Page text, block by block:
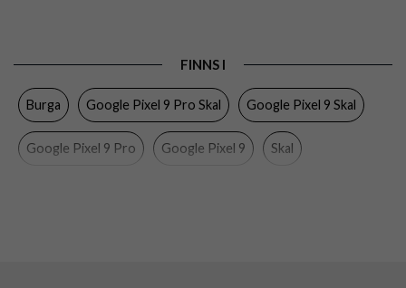
Material Hårdplast (PC), Mjukplast (TPU)
FINNS I
Burga Google Pixel 9 Pro Skal Google Pixel 9 Skal
Google Pixel 9 Pro Google Pixel 9 Skal